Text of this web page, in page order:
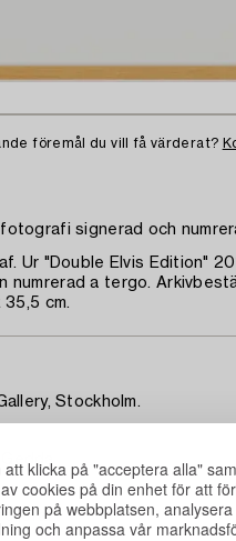
att klicka på "acceptera alla"
cookies på din enhet för att
på webbplatsen,
och anpassa vår
föremål du vill få värderat?
fotografi signerad och
Ur "Double Elvis Edition"
numrerad a tergo.
cm.
Stockholm.